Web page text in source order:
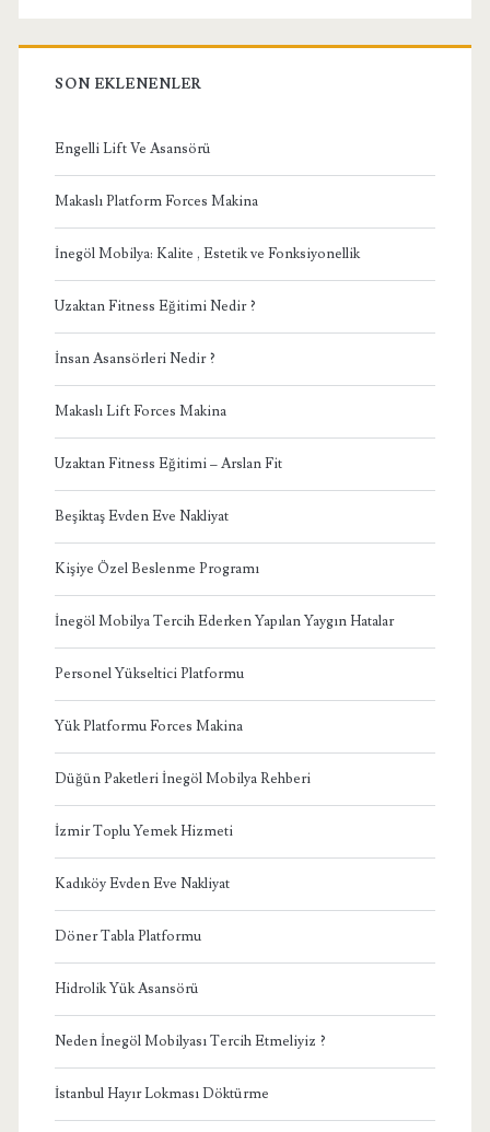
SON EKLENENLER
Engelli Lift Ve Asansörü
Makaslı Platform Forces Makina
İnegöl Mobilya: Kalite , Estetik ve Fonksiyonellik
Uzaktan Fitness Eğitimi Nedir ?
İnsan Asansörleri Nedir ?
Makaslı Lift Forces Makina
Uzaktan Fitness Eğitimi – Arslan Fit
Beşiktaş Evden Eve Nakliyat
Kişiye Özel Beslenme Programı
İnegöl Mobilya Tercih Ederken Yapılan Yaygın Hatalar
Personel Yükseltici Platformu
Yük Platformu Forces Makina
Düğün Paketleri İnegöl Mobilya Rehberi
İzmir Toplu Yemek Hizmeti
Kadıköy Evden Eve Nakliyat
Döner Tabla Platformu
Hidrolik Yük Asansörü
Neden İnegöl Mobilyası Tercih Etmeliyiz ?
İstanbul Hayır Lokması Döktürme